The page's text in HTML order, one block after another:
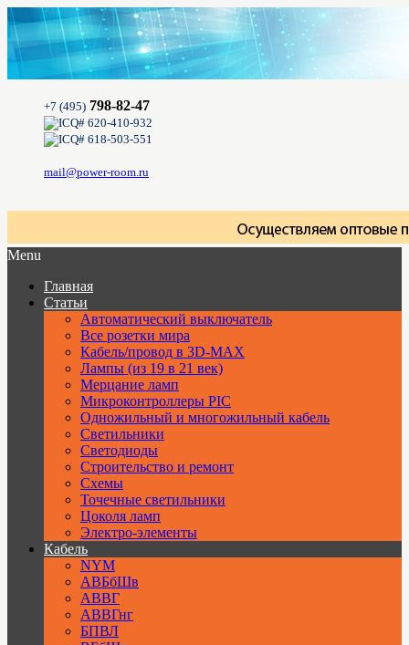
+7 (495) 798-82-47
620-410-932
618-503-551
mail@power-room.ru
Menu
Главная
Статьи
Автоматический выключатель
Все розетки мира
Кабель/провод в 3D-MAX
Лампы (из 19 в 21 век)
Мерцание ламп
Микроконтроллеры PIC
Одножильный и многожильный кабель
Светильники
Светодиоды
Строительство и ремонт
Схемы
Точечные светильники
Цоколя ламп
Электро-элементы
Кабель
NYM
АВБбШв
АВВГ
АВВГнг
БПВЛ